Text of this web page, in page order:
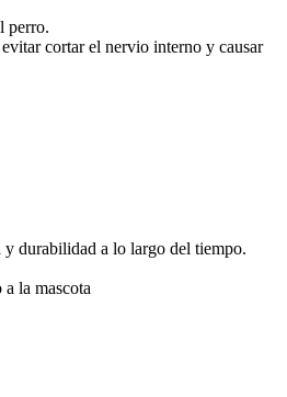
perro.
cortar el nervio interno y causar
y durabilidad a lo largo del tiempo.
la mascota